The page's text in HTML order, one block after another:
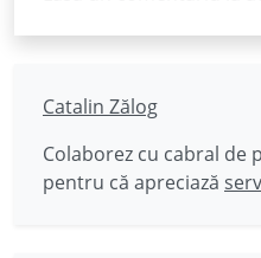
Catalin Zălog
Colaborez cu cabral de
pentru că apreciază